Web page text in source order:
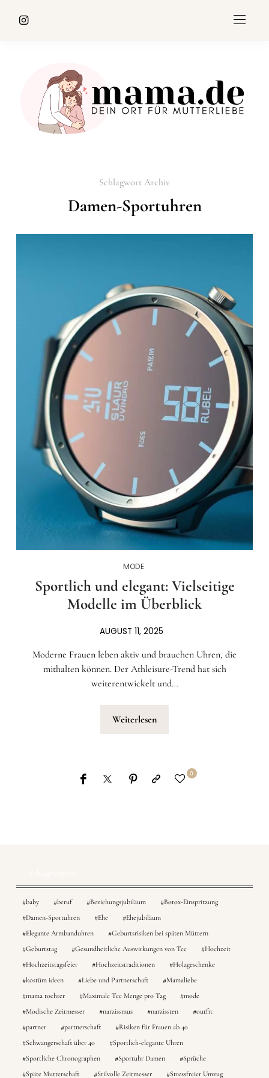
Schlagwort Archiv
Damen-Sportuhren
MODE
Sportlich und elegant: Vielseitige
Modelle im Überblick
AUGUST 11, 2025
Moderne Frauen leben aktiv und brauchen Uhren, die
mithalten können. Der Athleisure-Trend hat sich
weiterentwickelt und…
Weiterlesen
0
baby beruf Beziehungsjubiläum
Botox-Einspritzung
Damen-Sportuhren
Ehe
Ehejubiläum
Elegante Armbanduhren
Geburtsrisiken bei späten Müttern
Geburtstag
Gesundheitliche Auswirkungen von Tee
Hochzeit
Hochzeitstagsfeier
Hochzeitstraditionen
Holzgeschenke
kostüm ideen
Liebe und Partnerschaft
Mamaliebe
mama tochter
Maximale Tee Menge pro Tag
mode
Modische Zeitmesser
narzissmus narzissten
outfit
partner
partnerschaft
Risiken für Frauen ab 40
Schwangerschaft über 40
Sportlich-elegante Uhren
Sportliche Chronographen
Sportuhr Damen
Sprüche
Späte Mutterschaft
Stilvolle Zeitmesser Stressfreier Umzug